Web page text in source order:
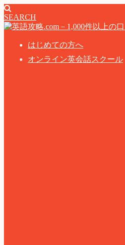
SEARCH
はじめての方へ
オンライン英会話スクール